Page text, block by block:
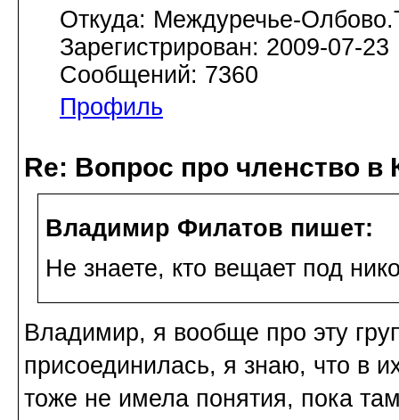
Откуда: Междуречье-
Зарегистрирован: 2009-07-23
Сообщений: 7360
Профиль
Re: Вопрос про членство в
Владимир Филатов пишет:
Не знаете, кто вещает под
Владимир, я вообще про эту
присоединилась, я знаю, что в
тоже не имела понятия, пока